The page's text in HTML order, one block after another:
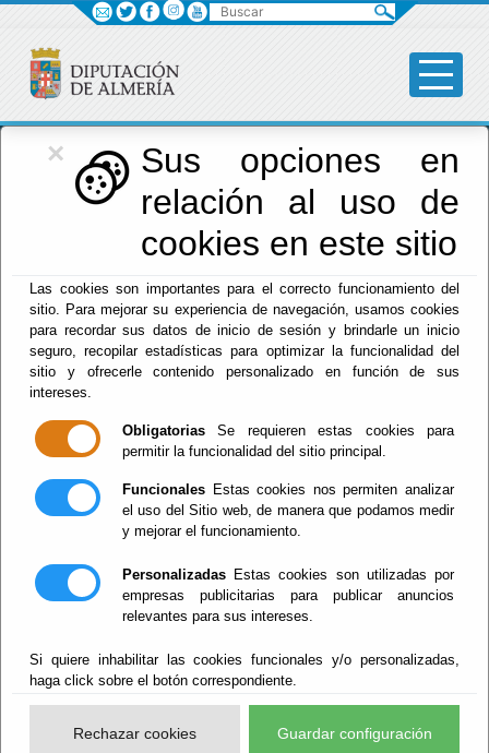
×
Sus opciones en
relación al uso de
cookies en este sitio
Las cookies son importantes para el correcto funcionamiento del
sitio. Para mejorar su experiencia de navegación, usamos cookies
para recordar sus datos de inicio de sesión y brindarle un inicio
seguro, recopilar estadísticas para optimizar la funcionalidad del
sitio y ofrecerle contenido personalizado en función de sus
intereses.
Obligatorias Se requieren estas cookies para
permitir la funcionalidad del sitio principal.
Funcionales Estas cookies nos permiten analizar
el uso del Sitio web, de manera que podamos medir
y mejorar el funcionamiento.
Personalizadas Estas cookies son utilizadas por
empresas publicitarias para publicar anuncios
relevantes para sus intereses.
Si quiere inhabilitar las cookies funcionales y/o personalizadas,
haga click sobre el botón correspondiente.
Rechazar cookies Guardar configuración
Diputación
Menú Diputación
Anuncios
Archivados
Públicos
Tablón Suscripciones
2025
Buscar